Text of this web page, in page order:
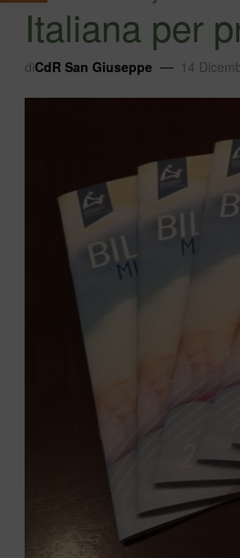
Italiana per
diCdR San Giuseppe 14